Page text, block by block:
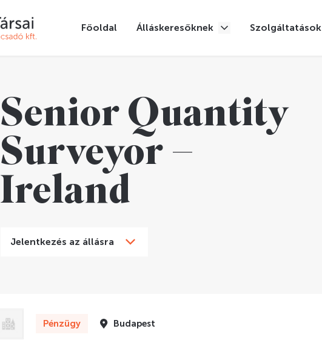
Főoldal Álláskeresőknek Szolgáltatások
Senior Quantity
Surveyor –
Ireland
Jelentkezés az állásra
Pénzügy Budapest